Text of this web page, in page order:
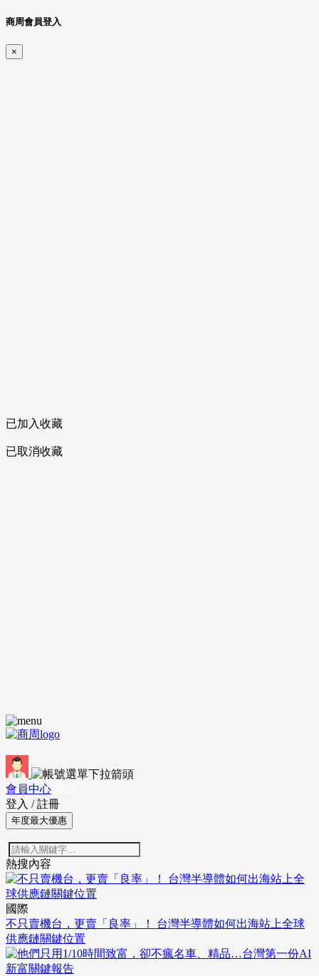
商周會員登入
×
已加入收藏
已取消收藏
會員中心
登入 / 註冊
年度最大優惠
熱搜內容
國際
不只賣機台，更賣「良率」！ 台灣半導體如何出海站上全球
供應鏈關鍵位置